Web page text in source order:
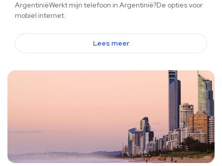
ArgentiniëWerkt mijn telefoon in Argentinië?De opties voor
mobiel internet.
Lees meer